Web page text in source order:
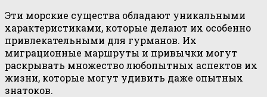
Эти морские существа обладают уникальными
характеристиками, которые делают их особенно
привлекательными для гурманов. Их
миграционные маршруты и привычки могут
раскрывать множество любопытных аспектов их
жизни, которые могут удивить даже опытных
знатоков.